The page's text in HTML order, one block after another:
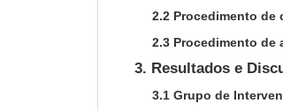
2.2 Procedimento
2.3 Procedimento de
3. Resultados e
3.1 Grupo de